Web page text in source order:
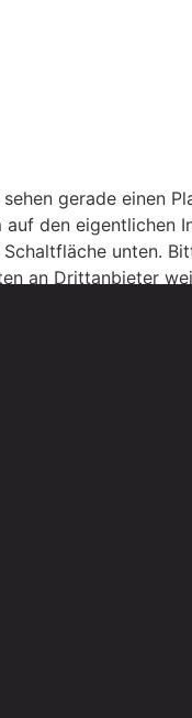
sehen gerade einen
auf den eigentlichen
unten.
an Drittanbieter